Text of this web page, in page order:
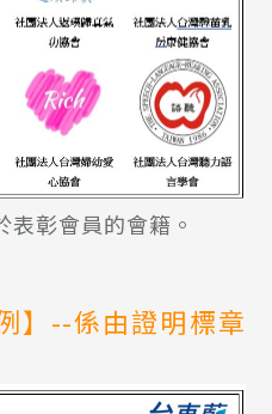
彰會員的會籍。
】--係由證明標章